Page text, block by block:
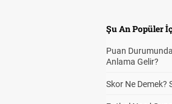
Şu An Popüler
Puan
Anlama Gelir?
Skor Ne Demek?